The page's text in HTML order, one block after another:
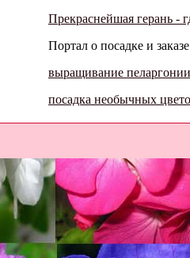
Прекраснейшая герань -
Портал о посадке и
выращивание
посадка необычных